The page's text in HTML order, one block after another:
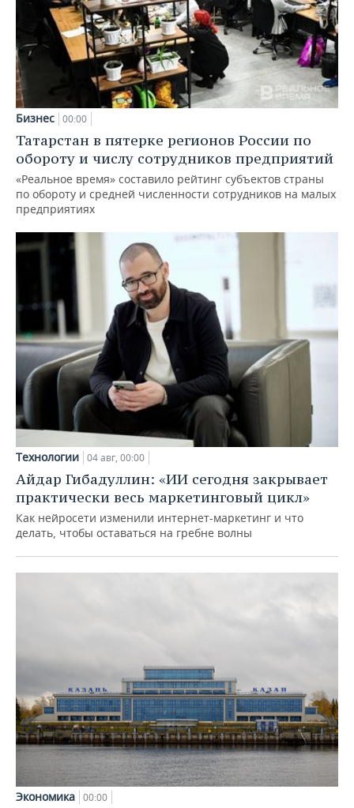
Бизнес 00:00
Татарстан в пятерке регионов России по
обороту и числу сотрудников предприятий
«Реальное время» составило рейтинг субъектов страны
по обороту и средней численности сотрудников на малых
предприятиях
Технологии 04 авг, 00:00
Айдар Гибадуллин: «ИИ сегодня закрывает
практически весь маркетинговый цикл»
Как нейросети изменили интернет-маркетинг и что
делать, чтобы оставаться на гребне волны
Экономика 00:00